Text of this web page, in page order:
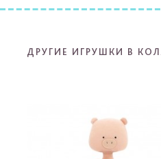
ДРУГИЕ ИГРУШКИ В